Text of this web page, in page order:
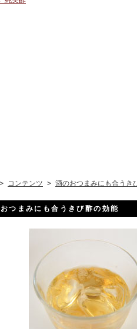
コンテンツ > 酒のおつまみにも合うき
つまみにも合うきび酢の効能